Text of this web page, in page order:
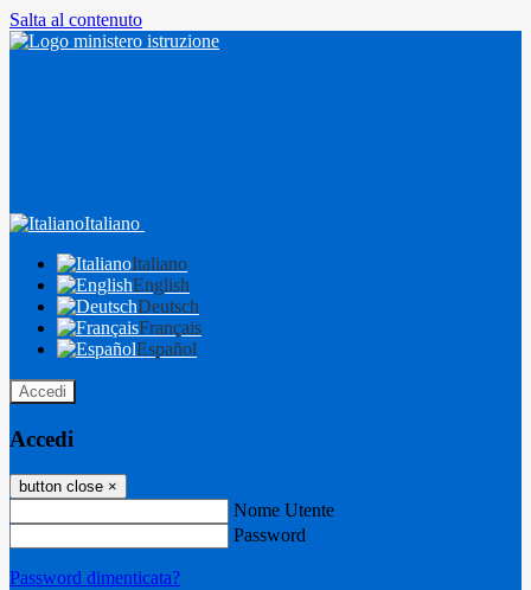
Salta al contenuto
Italiano
Italiano
English
Deutsch
Français
Español
Accedi
Accedi
button close ×
Nome Utente
Password
Password dimenticata?